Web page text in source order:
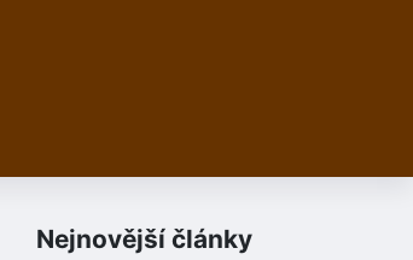
Nejnovější články